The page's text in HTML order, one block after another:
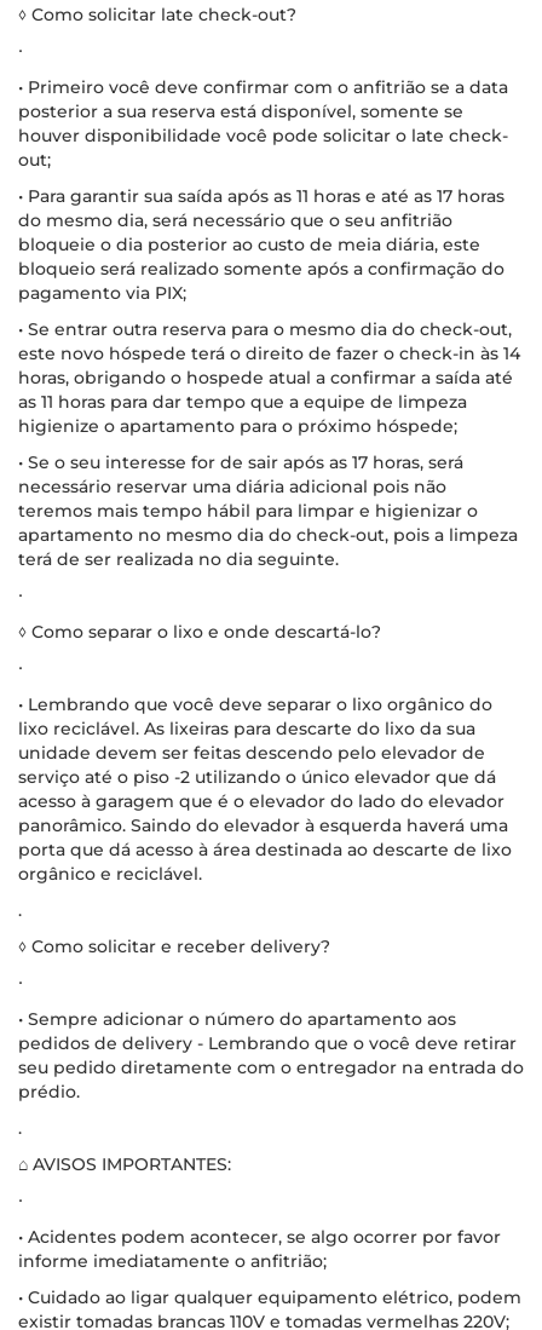
◊ Como solicitar late check-out?
∙
• Primeiro você deve confirmar com o anfitrião se a data
posterior a sua reserva está disponível, somente se
houver disponibilidade você pode solicitar o late check-
out;
• Para garantir sua saída após as 11 horas e até as 17 horas
do mesmo dia, será necessário que o seu anfitrião
bloqueie o dia posterior ao custo de meia diária, este
bloqueio será realizado somente após a confirmação do
pagamento via PIX;
• Se entrar outra reserva para o mesmo dia do check-out,
este novo hóspede terá o direito de fazer o check-in às 14
horas, obrigando o hospede atual a confirmar a saída até
as 11 horas para dar tempo que a equipe de limpeza
higienize o apartamento para o próximo hóspede;
• Se o seu interesse for de sair após as 17 horas, será
necessário reservar uma diária adicional pois não
teremos mais tempo hábil para limpar e higienizar o
apartamento no mesmo dia do check-out, pois a limpeza
terá de ser realizada no dia seguinte.
∙
◊ Como separar o lixo e onde descartá-lo?
∙
• Lembrando que você deve separar o lixo orgânico do
lixo reciclável. As lixeiras para descarte do lixo da sua
unidade devem ser feitas descendo pelo elevador de
serviço até o piso -2 utilizando o único elevador que dá
acesso à garagem que é o elevador do lado do elevador
panorâmico. Saindo do elevador à esquerda haverá uma
porta que dá acesso à área destinada ao descarte de lixo
orgânico e reciclável.
.
◊ Como solicitar e receber delivery?
∙
• Sempre adicionar o número do apartamento aos
pedidos de delivery - Lembrando que o você deve retirar
seu pedido diretamente com o entregador na entrada do
prédio.
.
⌂ AVISOS IMPORTANTES:
∙
• Acidentes podem acontecer, se algo ocorrer por favor
informe imediatamente o anfitrião;
• Cuidado ao ligar qualquer equipamento elétrico, podem
existir tomadas brancas 110V e tomadas vermelhas 220V;